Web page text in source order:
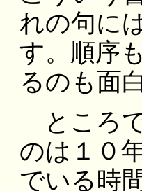
れの句に
す。順序
るのも面
ところ
のは１０
でいる時